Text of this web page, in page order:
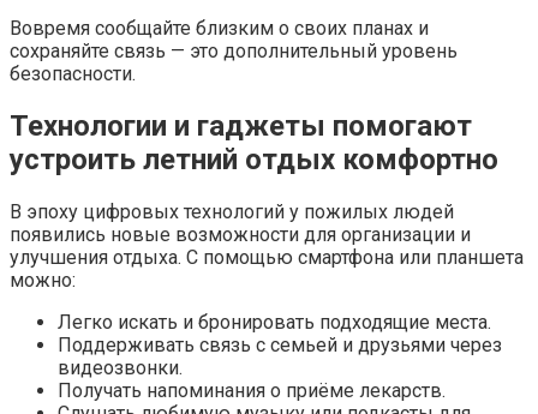
Вовремя сообщайте близким о своих планах и
сохраняйте связь — это дополнительный уровень
безопасности.
Технологии и гаджеты помогают
устроить летний отдых комфортно
В эпоху цифровых технологий у пожилых людей
появились новые возможности для организации и
улучшения отдыха. С помощью смартфона или планшета
можно:
Легко искать и бронировать подходящие места.
Поддерживать связь с семьей и друзьями через
видеозвонки.
Получать напоминания о приёме лекарств.